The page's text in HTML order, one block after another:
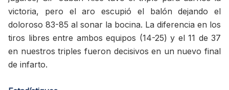
victoria, pero el aro escupió el balón dejando el
doloroso 83-85 al sonar la bocina. La diferencia en los
tiros libres entre ambos equipos (14-25) y el 11 de 37
en nuestros triples fueron decisivos en un nuevo final
de infarto.